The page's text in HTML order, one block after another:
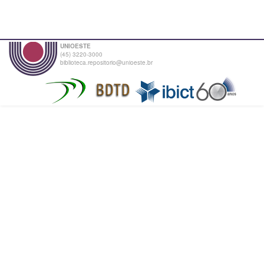
UNIOESTE
(45) 3220-3000
biblioteca.repositorio@unioeste.br